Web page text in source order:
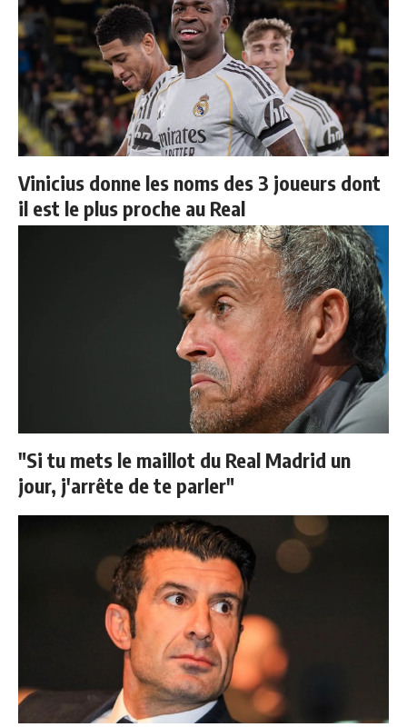
Vinicius donne les noms des 3 joueurs dont
il est le plus proche au Real
"Si tu mets le maillot du Real Madrid un
jour, j'arrête de te parler"